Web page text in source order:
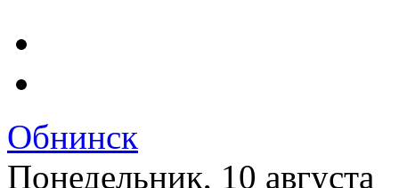
Обнинск
Понедельник, 10 августа